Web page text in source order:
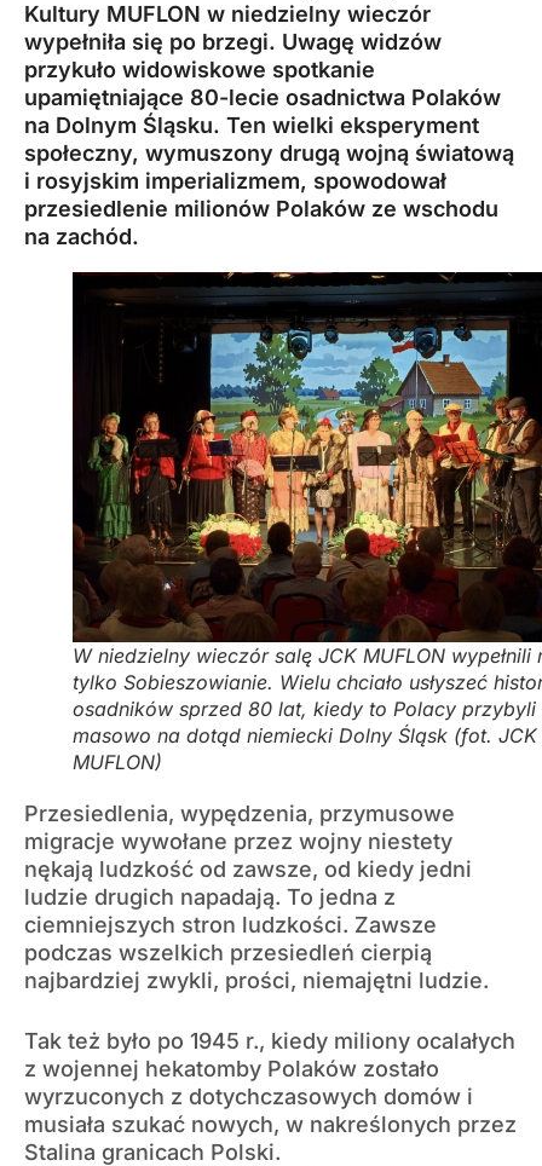
Kultury MUFLON w niedzielny wieczór
wypełniła się po brzegi. Uwagę widzów
przykuło widowiskowe spotkanie
upamiętniające 80-lecie osadnictwa Polaków
na Dolnym Śląsku. Ten wielki eksperyment
społeczny, wymuszony drugą wojną światową
i rosyjskim imperializmem, spowodował
przesiedlenie milionów Polaków ze wschodu
na zachód.
W niedzielny wieczór salę JCK MUFLON wypełnili
tylko Sobieszowianie. Wielu chciało usłyszeć
osadników sprzed 80 lat, kiedy to Polacy przybyli
masowo na dotąd niemiecki Dolny Śląsk (fot. JCK
MUFLON)
Przesiedlenia, wypędzenia, przymusowe
migracje wywołane przez wojny niestety
nękają ludzkość od zawsze, od kiedy jedni
ludzie drugich napadają. To jedna z
ciemniejszych stron ludzkości. Zawsze
podczas wszelkich przesiedleń cierpią
najbardziej zwykli, prości, niemajętni ludzie.
Tak też było po 1945 r., kiedy miliony ocalałych
z wojennej hekatomby Polaków zostało
wyrzuconych z dotychczasowych domów i
musiała szukać nowych, w nakreślonych przez
Stalina granicach Polski.